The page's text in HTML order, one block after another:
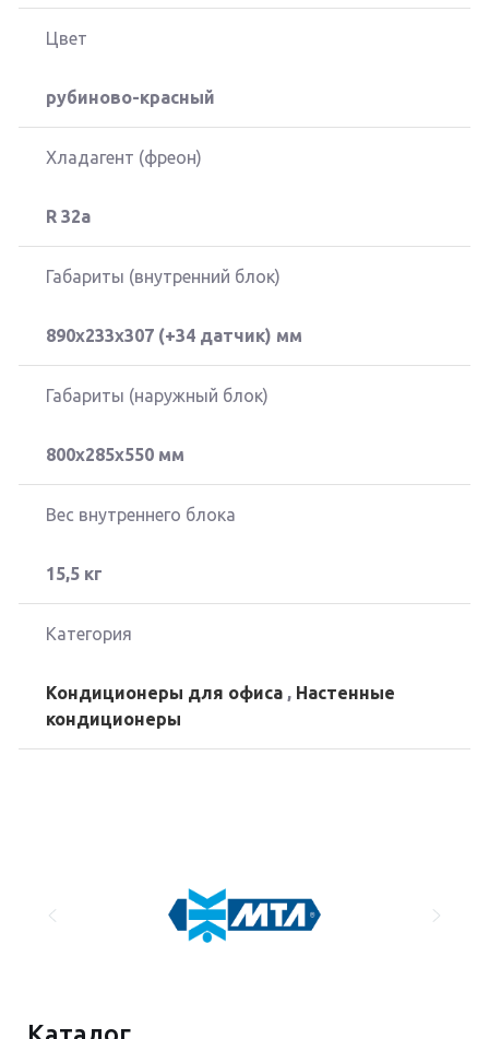
Цвет
рубиново-красный
Хладагент (фреон)
R 32а
Габариты (внутренний блок)
890x233x307 (+34 датчик) мм
Габариты (наружный блок)
800x285x550 мм
Вес внутреннего блока
15,5 кг
Категория
Кондиционеры для офиса, Настенные
кондиционеры